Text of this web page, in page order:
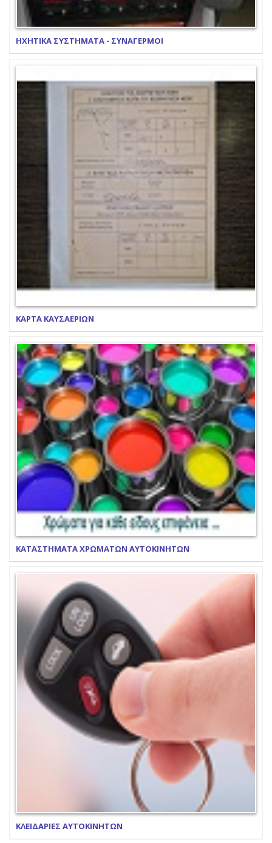
ΗΧΗΤΙΚΑ ΣΥΣΤΗΜΑΤΑ - ΣΥΝΑΓΕΡΜΟΙ
ΚΑΡΤΑ ΚΑΥΣΑΕΡΙΩΝ
ΚΑΤΑΣΤΗΜΑΤΑ ΧΡΩΜΑΤΩΝ ΑΥΤΟΚΙΝΗΤΩΝ
ΚΛΕΙΔΑΡΙΕΣ ΑΥΤΟΚΙΝΗΤΩΝ